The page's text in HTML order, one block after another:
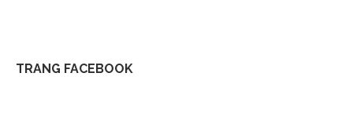
TRANG FACEBOOK